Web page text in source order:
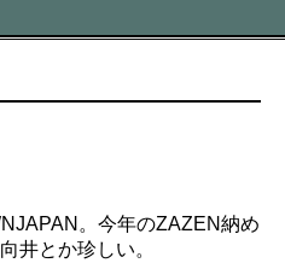
。今年のZAZEN納め
井とか珍しい。